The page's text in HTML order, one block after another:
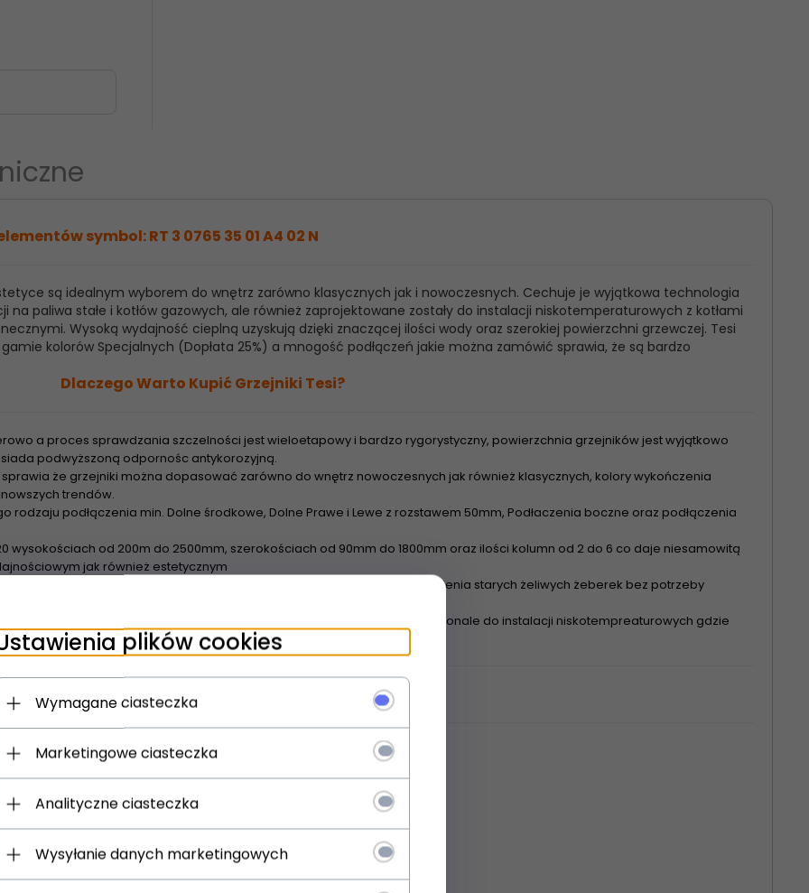
symbol: RT 3 0765 35 01 A4 02 N
są idealnym wyborem do wnętrz zarówno klasycznych jak i nowoczesnych. Cechuje je wyjątkowa technologia
na paliwa stałe i kotłów gazowych, ale również zaprojektowane zostały do instalacji niskotemperaturowych z kotłami
Wysoką wydajność cieplną uzyskują dzięki znaczącej ilości wody oraz szerokiej powierzchni grzewczej. Tesi
kolorów Specjalnych (Dopłata 25%) a mnogość podłączeń jakie można zamówić sprawia, że są bardzo
Dlaczego Warto Kupić Grzejniki Tesi?
a proces sprawdzania szczelności jest wieloetapowy i bardzo rygorystyczny, powierzchnia grzejników jest wyjątkowo
podwyższoną odpornośc antykorozyjną.
że grzejniki można dopasować zarówno do wnętrz nowoczesnych jak również klasycznych, kolory wykończenia
trendów.
podłączenia min. Dolne środkowe, Dolne Prawe i Lewe z rozstawem 50mm, Podłaczenia boczne oraz podłączenia
wysokościach od 200m do 2500mm, szerokościach od 90mm do 1800mm oraz ilości kolumn od 2 do 6 co daje niesamowitą
jak również estetycznym
grzejników z rozstawem bocznym 500m Tesi nadają się do zastąpienia starych żeliwych żeberek bez potrzeby
- Dzięki szerokiej powierzchni grzewczej grzejniki nadaja się doskonale do instalacji niskotempreaturowych gdzie
z pompami ciepła oraz kolektorami słonecznymi
plików cookies
Wymagane ciasteczka
Marketingowe ciasteczka
Analityczne ciasteczka
Wysyłanie danych marketingowych